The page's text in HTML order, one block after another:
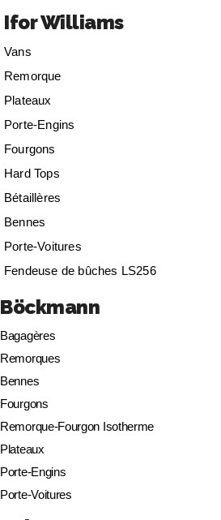
Ifor Williams
Vans
Remorque
Plateaux
Porte-Engins
Fourgons
Hard Tops
Bétaillères
Bennes
Porte-Voitures
Fendeuse de bûches LS256
Böckmann
Bagagères
Remorques
Bennes
Fourgons
Remorque-Fourgon Isotherme
Plateaux
Porte-Engins
Porte-Voitures